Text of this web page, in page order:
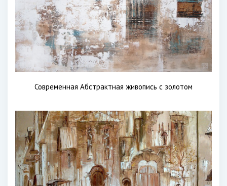
Современная Абстрактная живопись с золотом